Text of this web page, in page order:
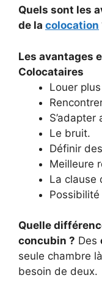
Quels sont les
de la colocation
Les avantages
Colocataires
Louer
S’adapter
Le bruit.
Définir
Meilleure
La clause
Possibilité
Quelle
concubin ? Des
seule chambre
besoin de deux.